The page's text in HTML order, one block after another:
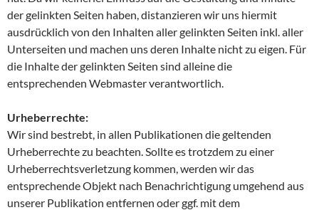
der gelinkten Seiten haben, distanzieren wir uns hiermit
ausdrücklich von den Inhalten aller gelinkten Seiten inkl. aller
Unterseiten und machen uns deren Inhalte nicht zu eigen. Für
die Inhalte der gelinkten Seiten sind alleine die
entsprechenden Webmaster verantwortlich.
Urheberrechte:
Wir sind bestrebt, in allen Publikationen die geltenden
Urheberrechte zu beachten. Sollte es trotzdem zu einer
Urheberrechtsverletzung kommen, werden wir das
entsprechende Objekt nach Benachrichtigung umgehend aus
unserer Publikation entfernen oder ggf. mit dem